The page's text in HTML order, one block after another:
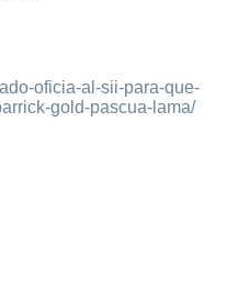
oficia-al-sii-para-que-
gold-pascua-lama/